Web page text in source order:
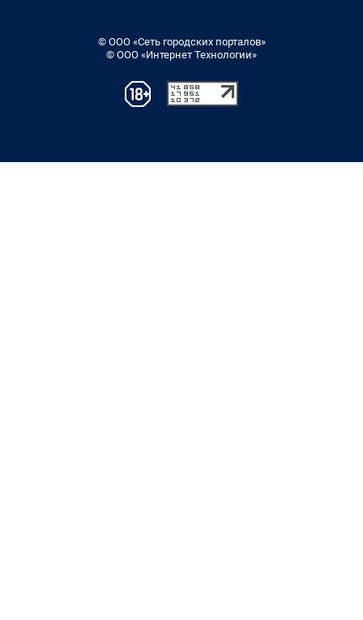
© ООО «Сеть городских порталов»
© ООО «Интернет Технологии»